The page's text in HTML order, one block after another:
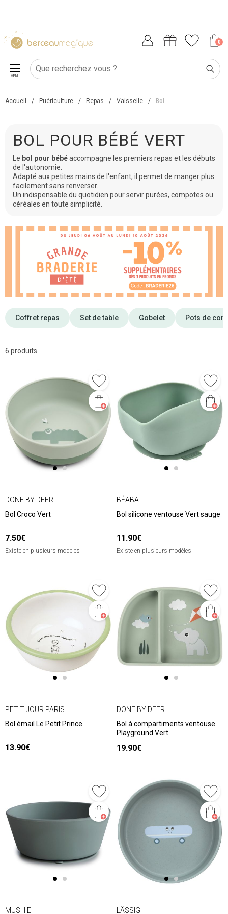
0
MENU
Accueil / Puériculture / Repas / Vaisselle / Bol
BOL POUR BÉBÉ VERT
Le bol pour bébéaccompagne les premiers repas et les débuts
de l'autonomie.
Adapté aux petites mains de l'enfant, il permet de manger plus
facilement sans renverser.
Un indispensable du quotidien pour servir purées, compotes ou
céréales en toute simplicité.
Coffret repas Set de table Gobelet Pots de
6 produits
DONE BY DEER
Bol Croco Vert
7.50€
Existe en plusieurs modèles
BÉABA
Bol silicone ventouse Vert sauge
11.90€
Existe en plusieurs modèles
PETIT JOUR PARIS
Bol émail Le Petit Prince
13.90€
DONE BY DEER
Bol à compartiments ventouse
Playground Vert
19.90€
MUSHIE LÄSSIG